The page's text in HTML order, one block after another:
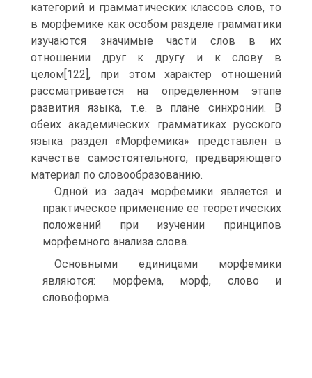
категорий и грамматических классов слов, то
в морфемике как особом разделе грамматики
изучаются значимые части слов в их
отношении друг к другу и к слову в
целом[122], при этом характер отношений
рассматривается на определенном этапе
развития языка, т.е. в плане синхронии. В
обеих академических грамматиках русского
языка раздел «Морфемика» представлен в
качестве самостоятельного, предваряющего
материал по словообразованию.
Одной из задач морфемики является и
практическое применение ее теоретических
положений при изучении принципов
морфемного анализа слова.
Основными единицами морфемики
являются: морфема, морф, слово и
словоформа.